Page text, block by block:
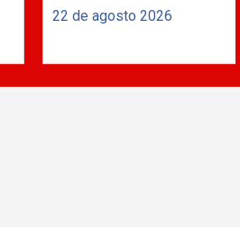
22 de agosto 2026